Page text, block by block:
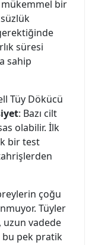
mükemmel bir
süresi
sahip
Tüy Dökücü
: Bazı cilt
olabilir. İlk
bir test
çoğu
Tüyler
uzun vadede
pek pratik